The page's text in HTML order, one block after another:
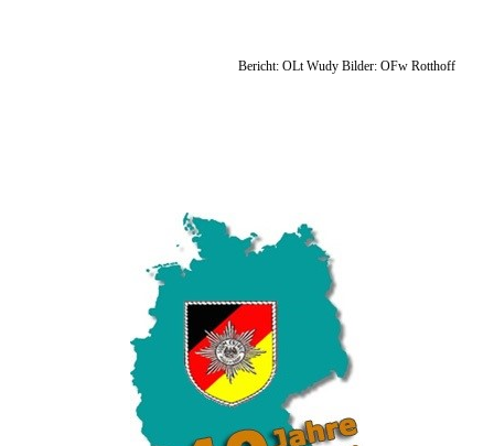
Bericht: OLt Wudy Bilder: OFw Rotthoff